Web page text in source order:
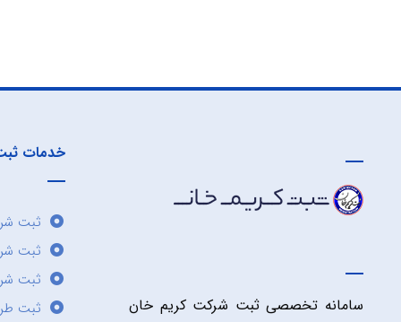
سامانه تخصصی ثبت شرکت کریم خان
خدمات
ثبت
ثبت
ثبت
ثبت